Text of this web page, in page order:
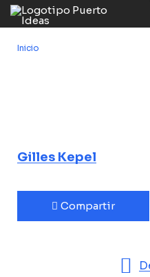
Inicio
Gilles Kepel
Compartir